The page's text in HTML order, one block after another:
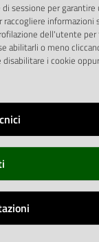
sessione per
informazioni
dell'utente per
abilitarli o meno
i cookie